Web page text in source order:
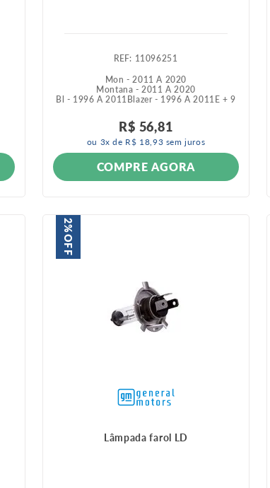
: 11096251
Mon - 2011 A 2020
Montana - 2011 A 2020
Bl - 1996 A 2011 Blazer - 1996 A 2011 E + 9
R$ 56,81
ou 3x de R$ 18 93 sem juros
COMPRE AGORA
2%
OFF
Lâmpada farol LD